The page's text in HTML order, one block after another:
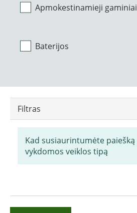
Apmokestinamieji gaminiai
Baterijos
Filtras
Kad susiaurintumėte
vykdomos veiklos tipą